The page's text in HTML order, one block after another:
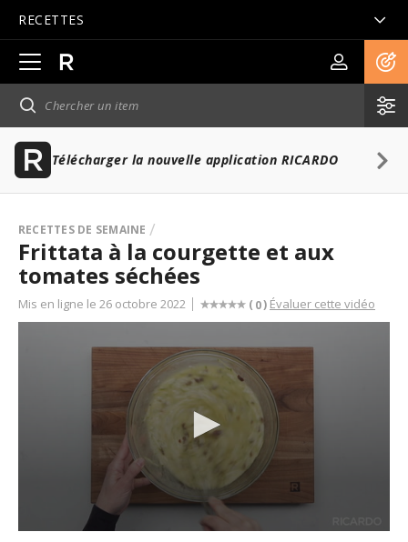
RECETTES
Ouvrir
la
navigation
principale
Télécharger la nouvelle application RICARDO
RECETTES DE SEMAINE
Frittata à la courgette et aux
tomates séchées
Mis en ligne le 26 octobre 2022 ( 0) Évaluer cette vidéo